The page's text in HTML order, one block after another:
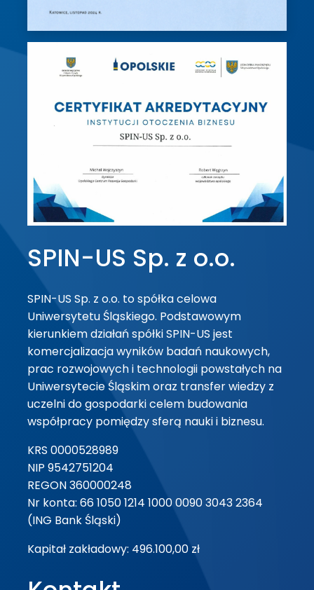
SPIN-US Sp. z o.o.
SPIN-US Sp. z o.o. to spółka celowa
Uniwersytetu Śląskiego. Podstawowym
kierunkiem działań spółki SPIN-US jest
komercjalizacja wyników badań naukowych,
prac rozwojowych i technologii powstałych na
Uniwersytecie Śląskim oraz transfer wiedzy z
uczelni do gospodarki celem budowania
współpracy pomiędzy sferą nauki i biznesu.
KRS 0000528989
NIP 9542751204
REGON 360000248
Nr konta: 66 1050 1214 1000 0090 3043 2364
(ING Bank Śląski)
Kapitał zakładowy: 496.100,00 zł